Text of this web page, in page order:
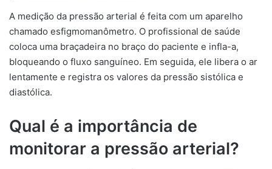
A medição da pressão arterial é feita com um aparelho
chamado esfigmomanômetro. O profissional de saúde
coloca uma braçadeira no braço do paciente e infla-a,
bloqueando o fluxo sanguíneo. Em seguida, ele libera o ar
lentamente e registra os valores da pressão sistólica e
diastólica.
Qual é a importância de
monitorar a pressão arterial?